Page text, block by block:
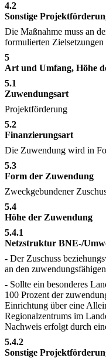
4.2
Sonstige
Die Maßnahme muss an
formulierten
5
Art und Umfang, Höhe
5.1
Zuwendungsart
Projektförderung
5.2
Finanzierungsart
Die Zuwendung wird in
5.3
Form der Zuwendung
Zweckgebundener
5.4
Höhe der Zuwendung
5.4.1
Netzstruktur BNE-/
- Der Zuschuss
an den
- Sollte ein besonderes
100 Prozent der
Einrichtung über eine
Regionalzentrums im
Nachweis erfolgt durch
5.4.2
Sonstige